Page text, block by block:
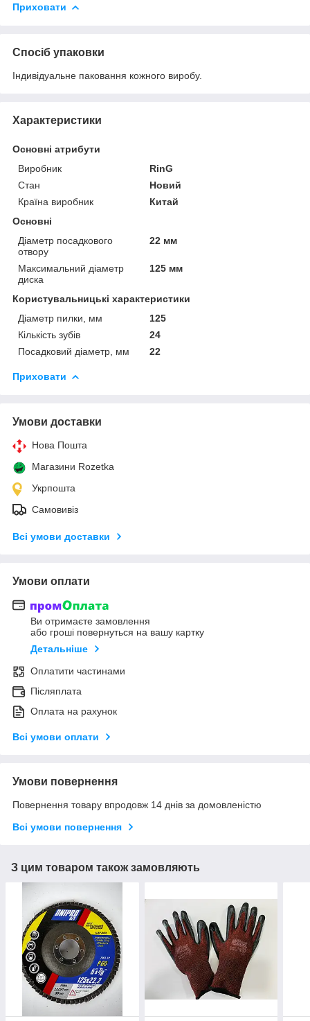
Приховати
Спосіб упаковки
Індивідуальне паковання кожного виробу.
Характеристики
Основні атрибути
Виробник
RinG
Стан
Новий
Країна виробник
Китай
Основні
Діаметр посадкового
отвору
22 мм
Максимальний діаметр
диска
125 мм
Користувальницькі характеристики
Діаметр пилки, мм
125
Кількість зубів
24
Посадковий діаметр, мм
22
Приховати
Умови доставки
Нова Пошта
Магазини Rozetka
Укрпошта
Самовивіз
Всі умови доставки
Умови оплати
Ви отримаєте замовлення
або гроші повернуться на вашу картку
Детальніше
Оплатити частинами
Післяплата
Оплата на рахунок
Всі умови оплати
Умови повернення
Повернення товару впродовж 14 днів за домовленістю
Всі умови повернення
З цим товаром також замовляють